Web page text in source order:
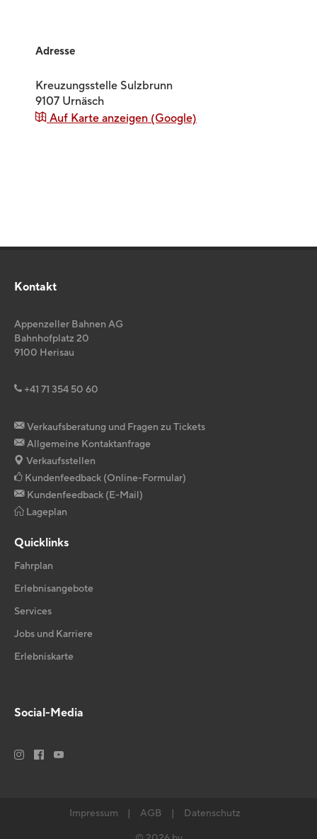
Adresse
Kreuzungsstelle Sulzbrunn
9107 Urnäsch
Auf Karte anzeigen (Google)
Kontakt
Appenzeller Bahnen AG
Bahnhofplatz 20
9100 Herisau
+41 71 354 50 60
Verkaufsberatung und Fragen zu Tickets
Allgemeine Kontaktanfrage
Verkaufsstellen
Kundenfeedback (Online-Formular)
Kundenfeedback (E-Mail)
Lageplan
Quicklinks
Fahrplan
Erlebnisangebote
Services
Jobs und Karriere
Erlebniskarte
Social-Media
  
Impressum AGB
Datenschutz